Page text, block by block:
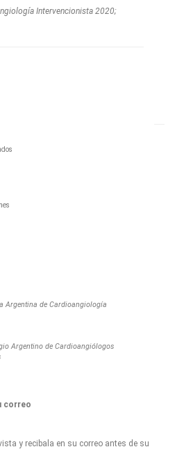
Intervencionista 2020;
Argentina de Cardioangiología
Argentino de Cardioangiólogos
correo
y recibala en su correo antes de su